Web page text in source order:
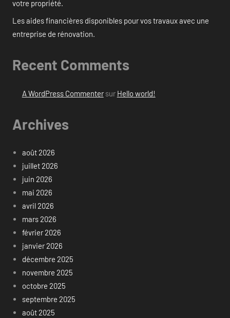
votre propriété.
Les aides financières disponibles pour vos travaux avec une
entreprise de rénovation.
Recent Comments
A WordPress Commentersur Hello world!
Archives
août 2026
juillet 2026
juin 2026
mai 2026
avril 2026
mars 2026
février 2026
janvier 2026
décembre 2025
novembre 2025
octobre 2025
septembre 2025
août 2025